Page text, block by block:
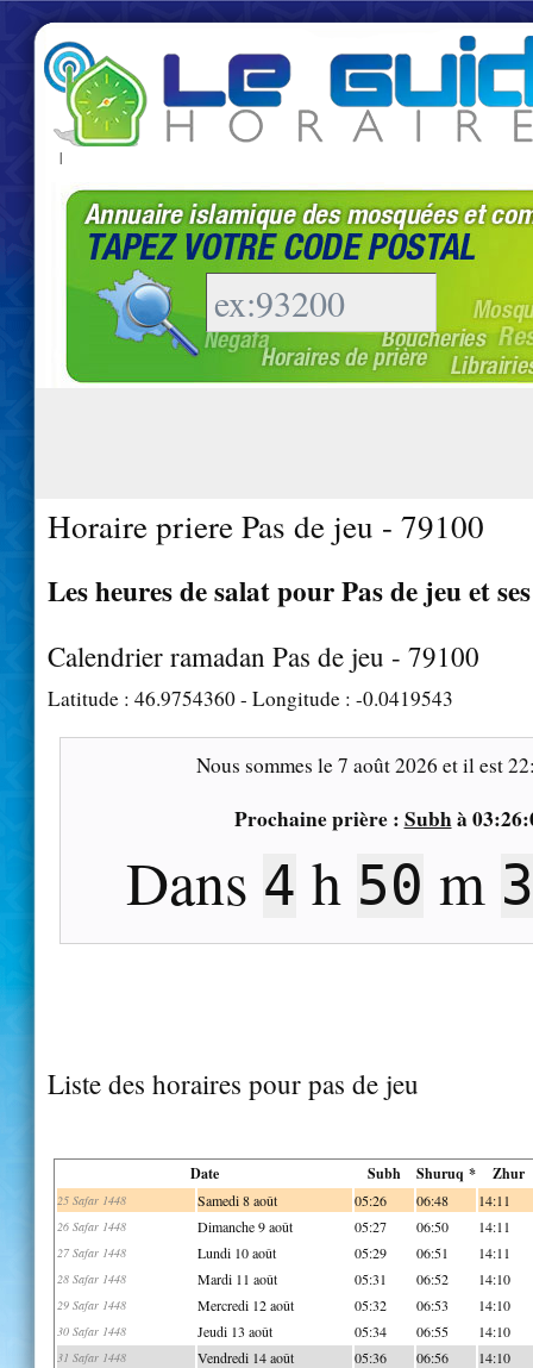
|
Horaire priere Pas de jeu - 79100
Les heures de salat pour Pas de jeu et
Calendrier ramadan Pas de jeu - 79100
Latitude : 46.9754360- Longitude : -0.0419543
Nous sommes le7 août 2026 et il est
Prochaine prière : Subhà
Dans 4 h 50 m
Liste des horaires pour pas de jeu
Date Subh Shuruq * Zhur
25 Safar 1448 Samedi 8 août 05:26 06:48 14:11
26 Safar 1448 Dimanche 9 août 05:27 06:50 14:11
27 Safar 1448 Lundi 10 août 05:29 06:51 14:11
28 Safar 1448 Mardi 11 août 05:31 06:52 14:10
29 Safar 1448 Mercredi 12 août 05:32 06:53 14:10
30 Safar 1448 Jeudi 13 août 05:34 06:55 14:10
31 Safar 1448 Vendredi 14 août 05:36 06:56 14:10